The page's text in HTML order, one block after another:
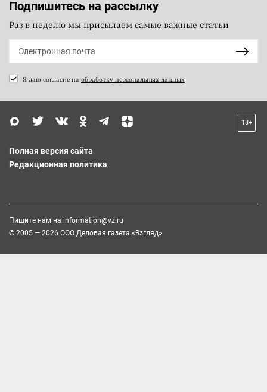
Подпишитесь на рассылку
Раз в неделю мы присылаем самые важные статьи
Я даю согласие на обработку персональных данных
18+
Полная версия сайта
Редакционная политика
Пишите нам на information@vz.ru
© 2005 — 2026 ООО Деловая газета «Взгляд»